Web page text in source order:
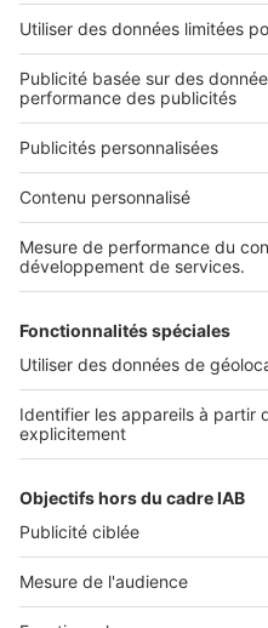
L'ENTREPRISE
Nous contacter
Nous recrutons
NOS APPLICATIONS
Découvrez nos applications
Tous nos services pro
Accès client
À DÉCOUVRIR
Annuaire des professionnels
Tout l'immobilier
Toutes les villes
Tous les départements
Toutes les régions